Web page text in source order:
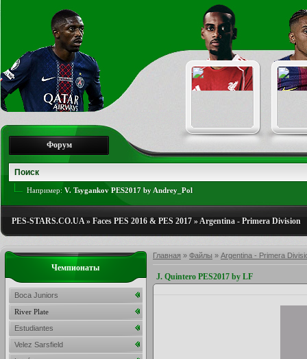
Форум
Например: V. Tsygankov PES2017 by Andrey_Pol
PES-STARS.CO.UA» Faces PES 2016 & PES 2017 »Argentina - Primera Division
Главная » Файлы » Argentina - Primera
J. Quintero PES2017 by LF
Чемпионаты
Boca Juniors
River Plate
Estudiantes
Velez Sarsfield